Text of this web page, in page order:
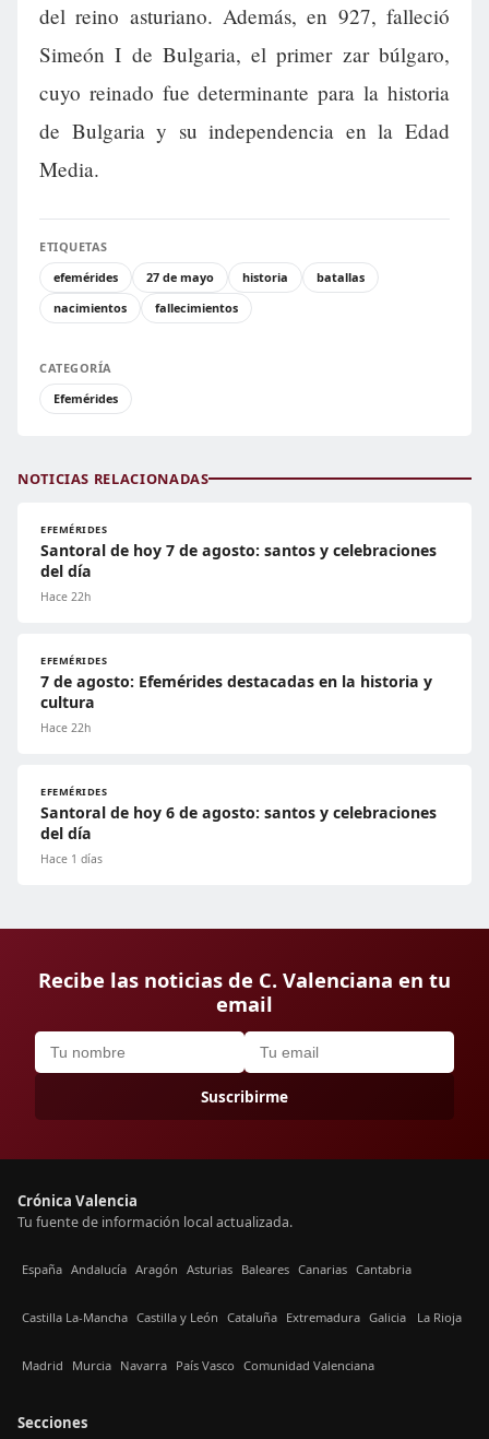
del reino asturiano. Además, en 927, falleció
Simeón I de Bulgaria, el primer zar búlgaro,
cuyo reinado fue determinante para la historia
de Bulgaria y su independencia en la Edad
Media.
ETIQUETAS
efemérides
27 de mayo historia
batallas
nacimientos
fallecimientos
CATEGORÍA
Efemérides
NOTICIAS RELACIONADAS
EFEMÉRIDES
Santoral de hoy 7 de agosto: santos y celebraciones
del día
Hace 22h
EFEMÉRIDES
7 de agosto: Efemérides destacadas en la historia y
cultura
Hace 22h
EFEMÉRIDES
Santoral de hoy 6 de agosto: santos y celebraciones
del día
Hace 1 días
Recibe las noticias de C. Valenciana en tu
email
Suscribirme
Crónica Valencia
Tu fuente de información local actualizada.
España Andalucía Aragón Asturias Baleares Canarias Cantabria
Castilla La-Mancha Castilla y León Cataluña Extremadura Galicia La Rioja
Madrid Murcia Navarra País Vasco Comunidad Valenciana
Secciones